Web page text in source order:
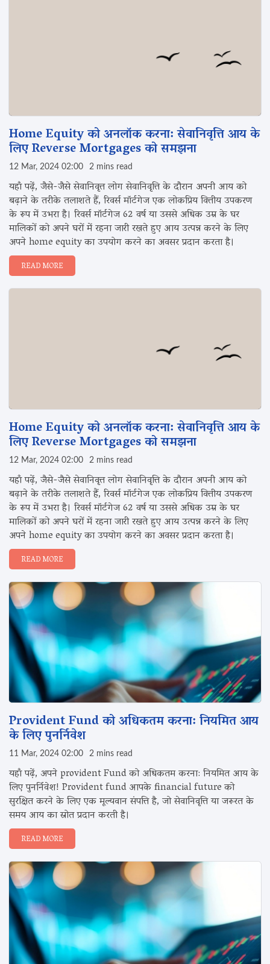
Home Equity को अनलॉक करना: सेवानिवृत्ति आय के
लिए Reverse Mortgages को समझना
12 Mar, 2024 02:00 2 mins read
यहाँ पढ़ें, जैसे-जैसे सेवानिवृत्त लोग सेवानिवृत्ति के दौरान अपनी आय को
बढ़ाने के तरीके तलाशते हैं, रिवर्स मॉर्टगेज एक लोकप्रिय वित्तीय उपकरण
के रूप में उभरा है। रिवर्स मॉर्टगेज 62 वर्ष या उससे अधिक उम्र के घर
मालिकों को अपने घरों में रहना जारी रखते हुए आय उत्पन्न करने के लिए
अपने home equity का उपयोग करने का अवसर प्रदान करता है।
READ MORE
Home Equity को अनलॉक करना: सेवानिवृत्ति आय के
लिए Reverse Mortgages को समझना
12 Mar, 2024 02:00 2 mins read
यहाँ पढ़ें, जैसे-जैसे सेवानिवृत्त लोग सेवानिवृत्ति के दौरान अपनी आय को
बढ़ाने के तरीके तलाशते हैं, रिवर्स मॉर्टगेज एक लोकप्रिय वित्तीय उपकरण
के रूप में उभरा है। रिवर्स मॉर्टगेज 62 वर्ष या उससे अधिक उम्र के घर
मालिकों को अपने घरों में रहना जारी रखते हुए आय उत्पन्न करने के लिए
अपने home equity का उपयोग करने का अवसर प्रदान करता है।
READ MORE
Provident Fund को अधिकतम करना: नियमित आय
के लिए पुनर्निवेश
11 Mar, 2024 02:00 2 mins read
यहाँ पढ़ें, अपने provident Fund को अधिकतम करना: नियमित आय के
लिए पुनर्निवेश! Provident fund आपके financial future को
सुरक्षित करने के लिए एक मूल्यवान संपत्ति है, जो सेवानिवृत्ति या जरूरत के
समय आय का स्रोत प्रदान करती है।
READ MORE